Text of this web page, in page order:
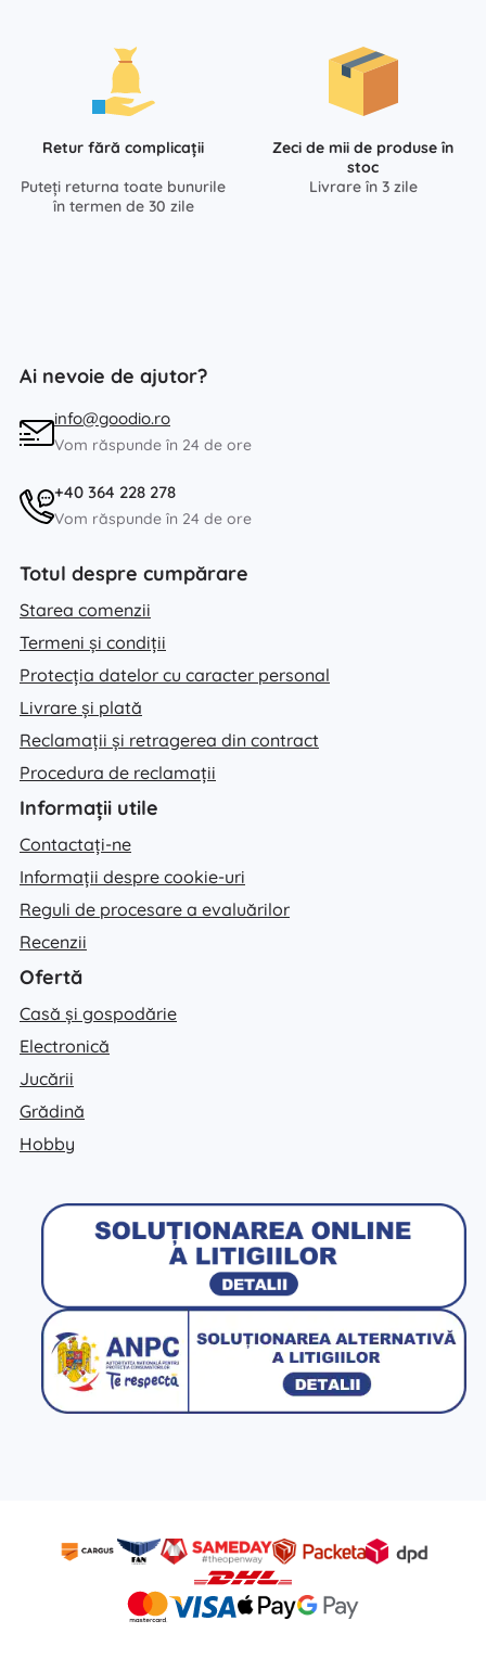
Retur fără complicații
Puteți returna toate bunurile
în termen de 30 zile
Zeci de mii de produse în
stoc
Livrare în 3 zile
Ai nevoie de ajutor?
info@goodio.ro
Vom răspunde în 24 de ore
+40 364 228 278
Vom răspunde în 24 de ore
Totul despre cumpărare
Starea comenzii
Termeni și condiții
Protecția datelor cu caracter personal
Livrare și plată
Reclamații și retragerea din contract
Procedura de reclamații
Informații utile
Contactați-ne
Informații despre cookie-uri
Reguli de procesare a evaluărilor
Recenzii
Ofertă
Casă și gospodărie
Electronică
Jucării
Grădină
Hobby